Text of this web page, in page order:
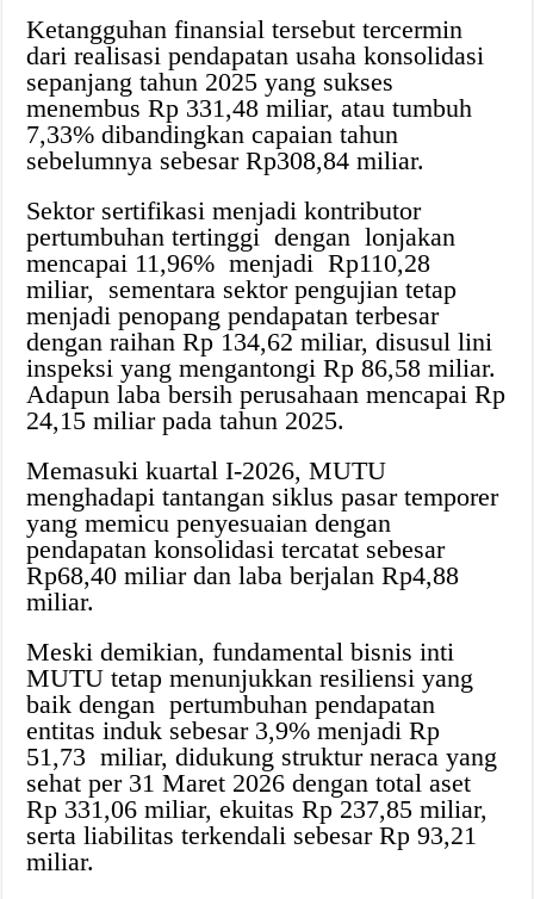
Ketangguhan finansial tersebut tercermin
dari realisasi pendapatan usaha konsolidasi
sepanjang tahun 2025 yang sukses
menembus Rp 331,48 miliar, atau tumbuh
7,33% dibandingkan capaian tahun
sebelumnya sebesar Rp308,84 miliar.
Sektor sertifikasi menjadi kontributor
pertumbuhan tertinggi dengan lonjakan
mencapai 11,96% menjadi Rp110,28
miliar, sementara sektor pengujian tetap
menjadi penopang pendapatan terbesar
dengan raihan Rp 134,62 miliar, disusul lini
inspeksi yang mengantongi Rp 86,58 miliar.
Adapun laba bersih perusahaan mencapai Rp
24,15 miliar pada tahun 2025.
Memasuki kuartal I-2026, MUTU
menghadapi tantangan siklus pasar temporer
yang memicu penyesuaian dengan
pendapatan konsolidasi tercatat sebesar
Rp68,40 miliar dan laba berjalan Rp4,88
miliar.
Meski demikian, fundamental bisnis inti
MUTU tetap menunjukkan resiliensi yang
baik dengan pertumbuhan pendapatan
entitas induk sebesar 3,9% menjadi Rp
51,73 miliar, didukung struktur neraca yang
sehat per 31 Maret 2026 dengan total aset
Rp 331,06 miliar, ekuitas Rp 237,85 miliar,
serta liabilitas terkendali sebesar Rp 93,21
miliar.